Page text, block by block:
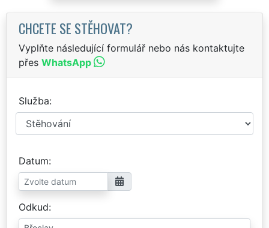
CHCETE SE STĚHOVAT?
Vyplňte následující formulář nebo nás kontaktujte
přes WhatsApp
Služba
Datum
Odkud